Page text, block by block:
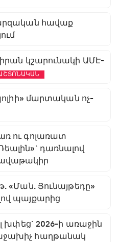
հավաք
կշարունակի ԱՄԷ-
մարտական ոչ-
ու գոլառատ
դառնալով
«Ման. Յունայթեդը»
պայքարից
խփեց` 2026-ի առաջին
հաղթանակ